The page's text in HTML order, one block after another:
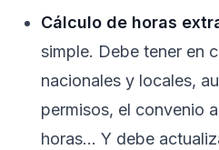
Cálculo de horas
simple. Debe tener en
nacionales y locales,
permisos, el convenio
horas… Y debe